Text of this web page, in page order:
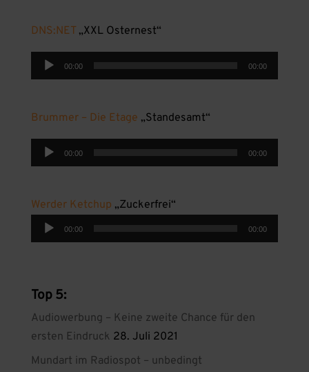
DNS:NET„XXL Osternest“
Audio-
Player
00:00 00:00
Brummer – Die Etage „Standesamt“
Audio-
Player
00:00 00:00
Werder Ketchup „Zuckerfrei“
Audio-
Player
00:00 00:00
Top 5:
Audiowerbung – Keine zweite Chance für den
ersten Eindruck 28. Juli 2021
Mundart im Radiospot – unbedingt